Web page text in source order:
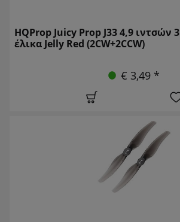
HQProp Juicy Prop J33 4,9 ιντσών
έλικα Jelly Red (2CW+2CCW)
€ 3,49 *